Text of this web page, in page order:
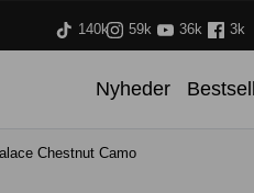
140k 59k 36k 3k
Nyheder
Chestnut Camo